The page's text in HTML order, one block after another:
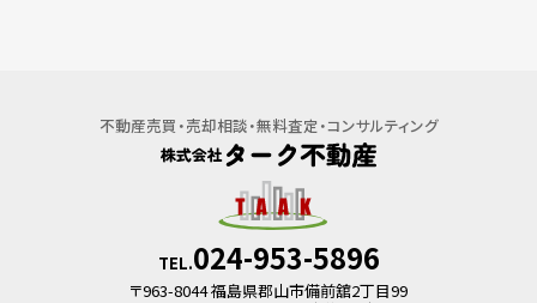
不動産売買・売却相談・無料査定・コンサルティング
TEL.024-953-5896
〒963-8044 福島県郡山市備前舘2丁目99